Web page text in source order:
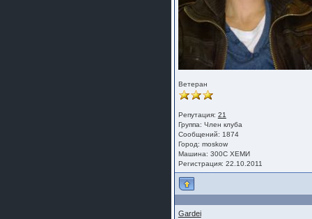
Ветеран
Репутация: 21
Группа: Член клуба
Сообщений: 1874
Город: moskow
Машина: 300С ХЕМИ
Регистрация: 22.10.2011
Gardei